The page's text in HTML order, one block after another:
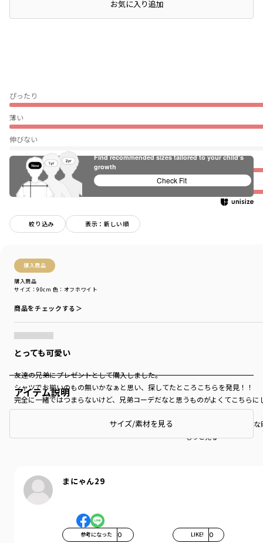
ぴったり
薄い
伸びない
普段着（通園・通学）
絞り込み 表示：新しい順
購入商品
購入商品
サイズ：90cm 色：オフホワイト
商品をチェックする＞
とっても可愛い
友達の兄弟にプレゼントとして購入しました。
シャツでお揃いのもの無いかなぁと思い、探してたところこちらを発見！！
完全に一緒ではつまらないけど、兄弟コーデだなと思うものがよくてこちら
ミモザがとっても可愛い。友達も凄く喜んでくれました。
プレゼントでお願いをしたのですが、綺麗にラッピングしてくれてあり素敵
もっと見る…
まにゃん29
参考になった 0 LIKE! 0
店頭在庫を確認するお気に入り追加
アイテム説明
サイズ/素材を見る
Find recommended sizes tailored to your child's
growth
Check Fit